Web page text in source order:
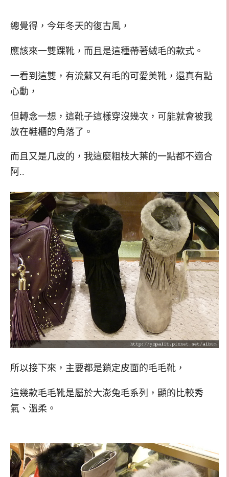
總覺得，今年冬天的復古風，
應該來一雙踝靴，而且是這種帶著絨毛的款式。
一看到這雙，有流蘇又有毛的可愛美靴，還真有點
心動，
但轉念一想，這靴子這樣穿沒幾次，可能就會被我
放在鞋櫃的角落了。
而且又是几皮的，我這麼粗枝大葉的一點都不適合
阿..
所以接下來，主要都是鎖定皮面的毛毛靴，
這幾款毛毛靴是屬於大澎兔毛系列，顯的比較秀
氣、溫柔。